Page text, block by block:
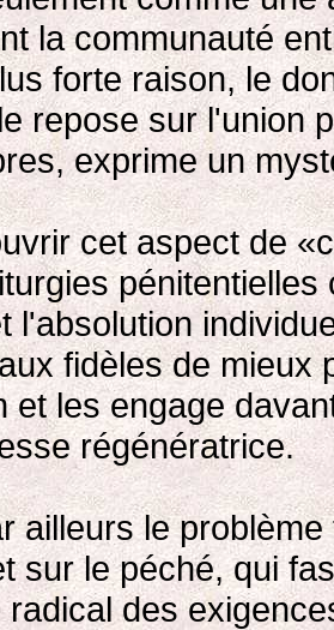
la communauté
forte raison, le
repose sur l'union
exprime un
cet aspect de
l'absolution
fidèles de mieux
et les engage
régénératrice.
ailleurs le
sur le péché, qui
des